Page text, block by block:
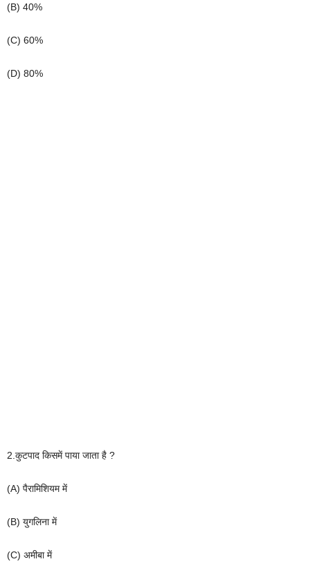
(B) 40%
(C) 60%
(D) 80%
2. कुटपाद किसमें पाया जाता है ?
(A) पैरामिशियम में
(B) युगलिना में
(C) अमीबा में